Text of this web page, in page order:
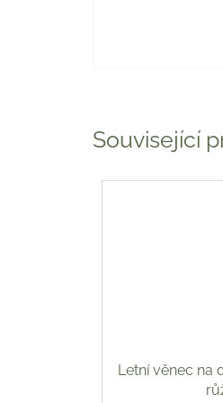
Související
Letní věnec na